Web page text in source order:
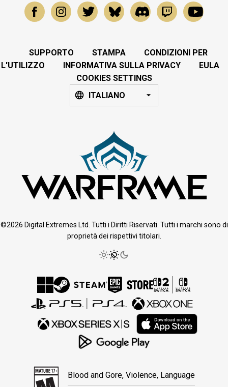
SUPPORTO STAMPA
CONDIZIONI PER
L'UTILIZZO
INFORMATIVA SULLA PRIVACY
EULA
COOKIES SETTINGS
ITALIANO
©2026 Digital Extremes Ltd. Tutti i Diritti Riservati. Tutti i marchi sono di
proprietà dei rispettivi titolari.
Blood and Gore, Violence, Language